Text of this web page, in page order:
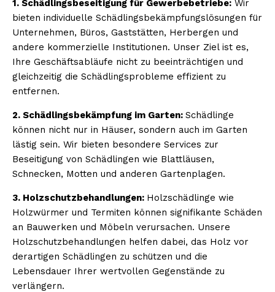
1. Schädlingsbeseitigung für Gewerbebetriebe: Wir
bieten individuelle Schädlingsbekämpfungslösungen für
Unternehmen, Büros, Gaststätten, Herbergen und
andere kommerzielle Institutionen. Unser Ziel ist es,
Ihre Geschäftsabläufe nicht zu beeinträchtigen und
gleichzeitig die Schädlingsprobleme effizient zu
entfernen.
2. Schädlingsbekämpfung im Garten: Schädlinge
können nicht nur in Häuser, sondern auch im Garten
lästig sein. Wir bieten besondere Services zur
Beseitigung von Schädlingen wie Blattläusen,
Schnecken, Motten und anderen Gartenplagen.
3. Holzschutzbehandlungen: Holzschädlinge wie
Holzwürmer und Termiten können signifikante Schäden
an Bauwerken und Möbeln verursachen. Unsere
Holzschutzbehandlungen helfen dabei, das Holz vor
derartigen Schädlingen zu schützen und die
Lebensdauer Ihrer wertvollen Gegenstände zu
verlängern.